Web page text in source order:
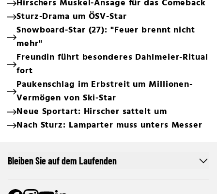
Hirschers Muskel-Ansage für das Comeback
Sturz-Drama um ÖSV-Star
Snowboard-Star (27): "Feuer brennt nicht
mehr"
Freundin führt besonderes Dahlmeier-Ritual
fort
Paukenschlag im Erbstreit um Millionen-
Vermögen von Ski-Star
Neue Sportart: Hirscher sattelt um
Nach Sturz: Lamparter muss unters Messer
Bleiben Sie auf dem Laufenden